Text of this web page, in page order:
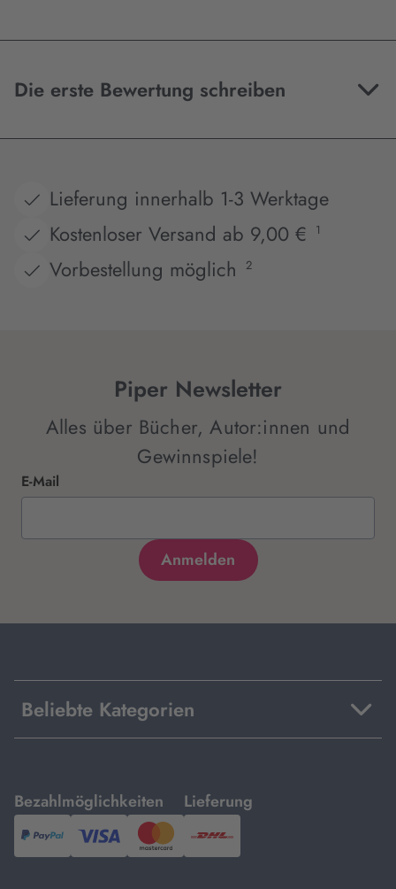
Die erste Bewertung schreiben
Lieferung innerhalb 1-3 Werktage
Kostenloser Versand ab 9,00 €
1
Vorbestellung möglich 2
Piper Newsletter
Alles über Bücher, Autor:innen und
Gewinnspiele!
E-Mail
Beliebte Kategorien
Bezahlmöglichkeiten
mit
PayPal,Visa
und
Lieferung
mit
DHL.